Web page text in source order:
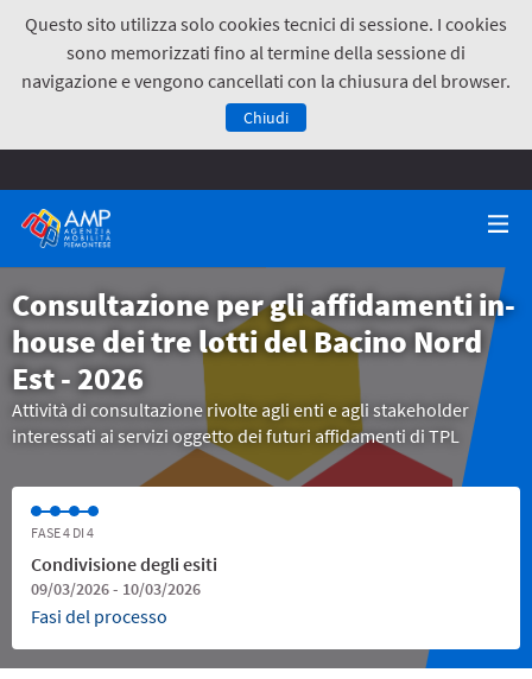
Questo sito utilizza solo cookies tecnici di sessione. I cookies
sono memorizzati fino al termine della sessione di
navigazione e vengono cancellati con la chiusura del browser.
Chiudi
Consultazione per gli affidamenti in-
house dei tre lotti del Bacino Nord
Est - 2026
Attività di consultazione rivolte agli enti e agli stakeholder
interessati ai servizi oggetto dei futuri affidamenti di TPL
FASE 4 DI 4
Condivisione degli esiti
09/03/2026 - 10/03/2026
Fasi del processo